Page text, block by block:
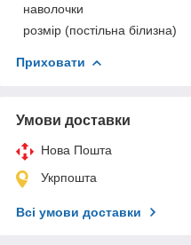
наволочки
розмір (постільна білизна)
Приховати
Умови доставки
Нова Пошта
Укрпошта
Всі умови доставки